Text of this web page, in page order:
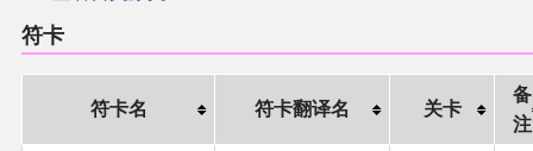
符卡
符卡名 符卡翻译名 关卡
备
注